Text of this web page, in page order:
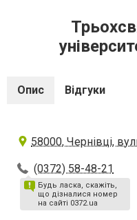
Опис Відгуки
58000, Чернівці,
(0372) 58-48-21
Будь ласка, скажіть,
що дізналися номер
на сайті 0372.ua